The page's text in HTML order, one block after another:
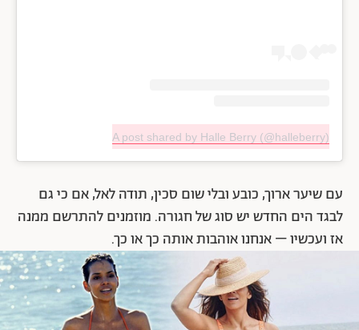
A post shared by Halle Berry (@halleberry)
עם שיער ארוך, כובע ובלי שום סכין, תודה לאל, אם כי גם
לבגד הים החדש יש סוג של חגורה. מוזמנים להתרשם ממנה
אז ועכשיו – אנחנו אוהבות אותה כך או כך.